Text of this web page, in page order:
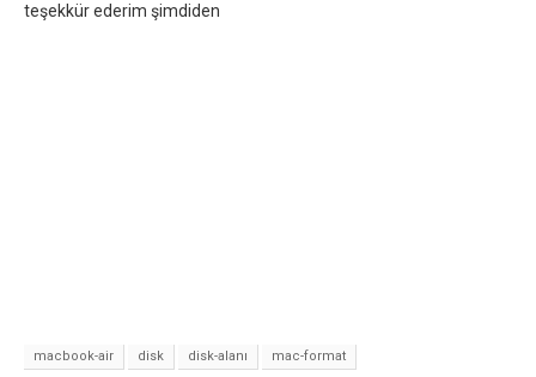
teşekkür ederim şimdiden
macbook-air disk disk-alanı mac-format